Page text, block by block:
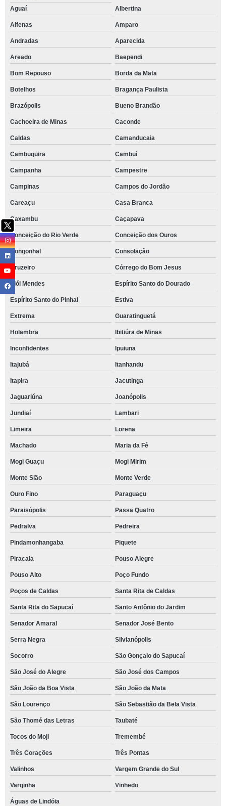
Aguaí
Albertina
Alfenas Amparo
Andradas Aparecida
Areado Baependi
Bom Repouso Borda da Mata
Botelhos Bragança Paulista
Brazópolis Bueno Brandão
Cachoeira de Minas Caconde
Caldas Camanducaia
Cambuquira Cambuí
Campanha Campestre
Campinas Campos do Jordão
Careaçu Casa Branca
Caxambu Caçapava
Conceição do Rio Verde Conceição dos Ouros
Congonhal Consolação
Cruzeiro Córrego do Bom Jesus
Elói Mendes Espírito Santo do Dourado
Espírito Santo do Pinhal Estiva
Extrema Guaratinguetá
Holambra Ibitiúra de Minas
Inconfidentes Ipuiuna
Itajubá Itanhandu
Itapira Jacutinga
Jaguariúna Joanópolis
Jundiaí Lambari
Limeira Lorena
Machado Maria da Fé
Mogi Guaçu Mogi Mirim
Monte Sião Monte Verde
Ouro Fino Paraguaçu
Paraisópolis Passa Quatro
Pedralva Pedreira
Pindamonhangaba Piquete
Piracaia Pouso Alegre
Pouso Alto Poço Fundo
Poços de Caldas Santa Rita de Caldas
Santa Rita do Sapucaí Santo Antônio do Jardim
Senador Amaral Senador José Bento
Serra Negra Silvianópolis
Socorro São Gonçalo do Sapucaí
São José do Alegre São José dos Campos
São João da Boa Vista São João da Mata
São Lourenço São Sebastião da Bela Vista
São Thomé das Letras Taubaté
Tocos do Moji Tremembé
Três Corações Três Pontas
Valinhos Vargem Grande do Sul
Varginha Vinhedo
Águas de Lindóia